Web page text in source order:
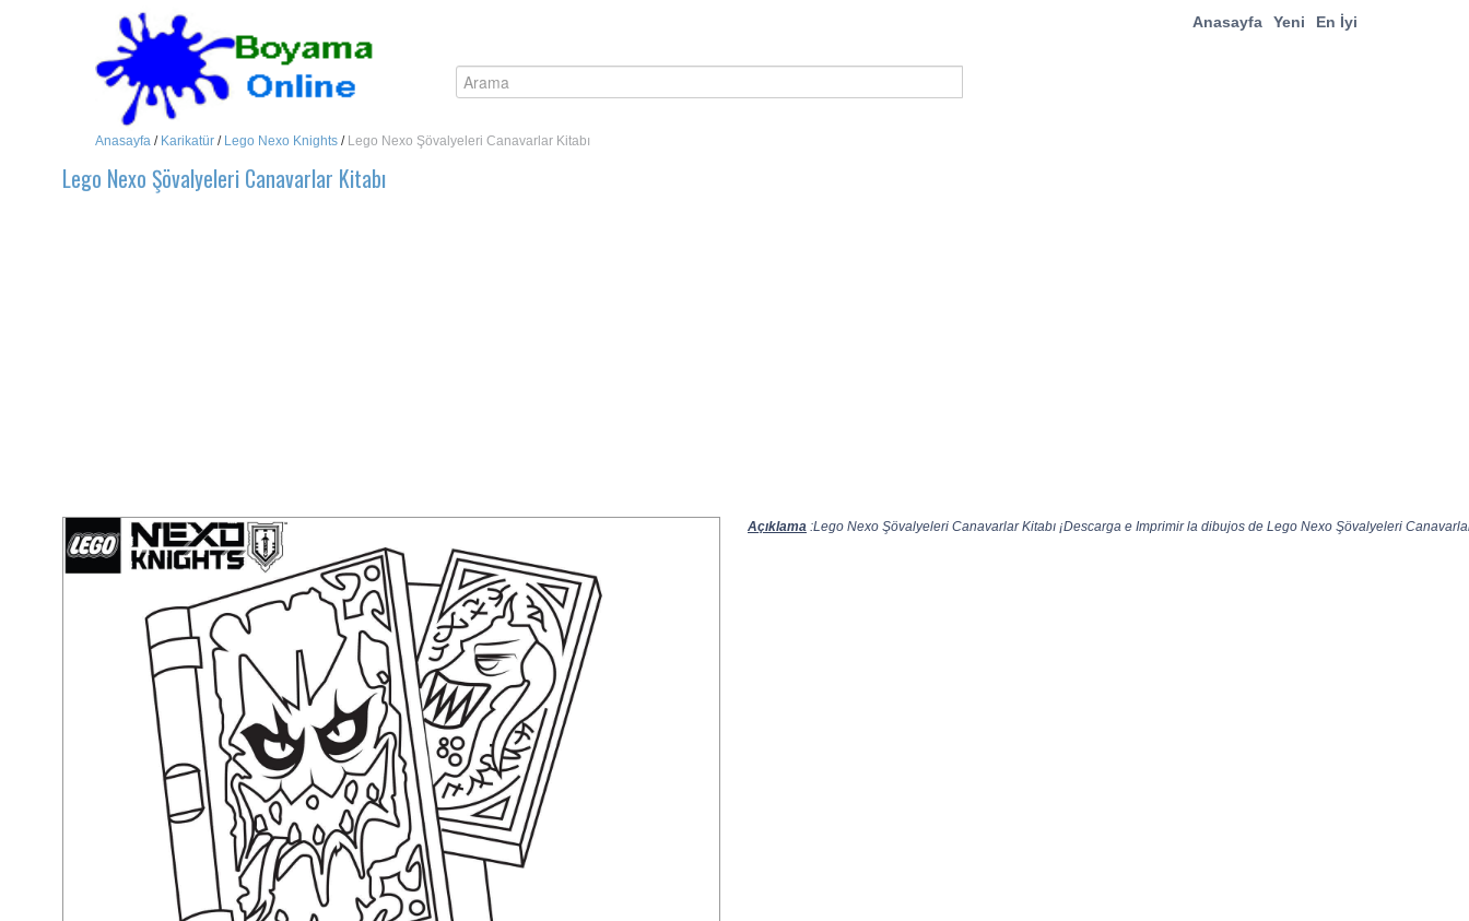
Anasayfa Yeni En İyi
Anasayfa / Karikatür / Lego Nexo Knights / Lego Nexo Şövalyeleri Canavarlar Kitabı
Lego Nexo Şövalyeleri Canavarlar Kitabı
Açıklama :Lego Nexo Şövalyeleri Canavarlar Kitabı ¡Descarga e Imprimir la dibujos de Lego Nexo Şövalyeleri